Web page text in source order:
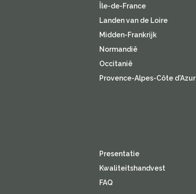
Île-de-France
Landen van de Loire
Midden-Frankrijk
Normandië
Occitanië
Provence-Alpes-Côte d'Azur
Presentatie
Kwaliteitshandvest
FAQ